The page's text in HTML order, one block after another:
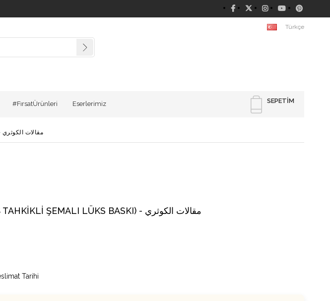
Türkçe
SEPETIM
#FırsatÜrünleri Eserlerimiz
Makalatül Kevseri - (GENİŞ TAHKİKLİ ŞEMALI LÜKS BASKI) - مقالات الكوثري
Makalatül Kevseri - (GENİŞ TAHKİKLİ ŞEMALI LÜKS BASKI) - مقالات الكوثري
Tarihi